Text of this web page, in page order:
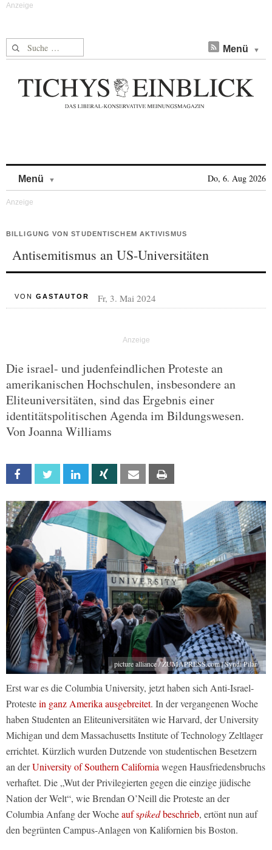
Suche nach: Menü
Menü Do, 6. Aug 2026
BILLIGUNG VON STUDENTISCHEM AKTIVISMUS
Antisemitismus an US-Universitäten
VON GASTAUTOR Fr, 3. Mai 2024
Die israel- und judenfeindlichen Proteste an
amerikanischen Hochschulen, insbesondere an
Eliteuniversitäten, sind das Ergebnis einer
identitätspolitischen Agenda im Bildungswesen.
Von Joanna Williams
Facebook Twitter Linkedin Xing Email
picture alliance / ZUMAPRESS.com | Syndi Pilar
Erst war es die Columbia University, jetzt haben sich Anti-Israel-
Protestein ganz Amerika ausgebreitet. In der vergangenen Woche
haben Studenten an Eliteuniversitäten wie Harvard, der University
Michigan und dem Massachusetts Institute of Technology Zeltlager
errichtet. Kürzlich wurden Dutzende von studentischen Besetzern
an derUniversity of Southern Californiawegen Hausfriedensbruchs
verhaftet. Die „Wut der Privilegierten gegen die einzige jüdische
Nation der Welt“, wie Brendan O’Neill die Proteste an der
Columbia Anfang der Wocheauf spikedbeschrieb, ertönt nun auf
den begrünten Campus-Anlagen von Kalifornien bis Boston.